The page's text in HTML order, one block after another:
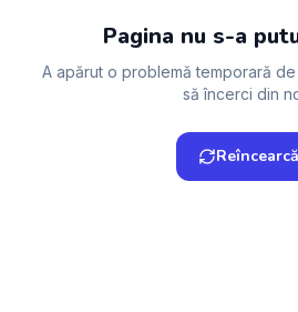
Pagina nu s-a
A apărut o problemă temporară
să încerci din
Reîncearcă